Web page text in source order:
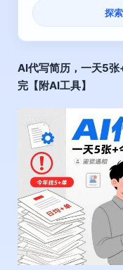
探
AI代写简历 ，一天5
完【附AI工具】